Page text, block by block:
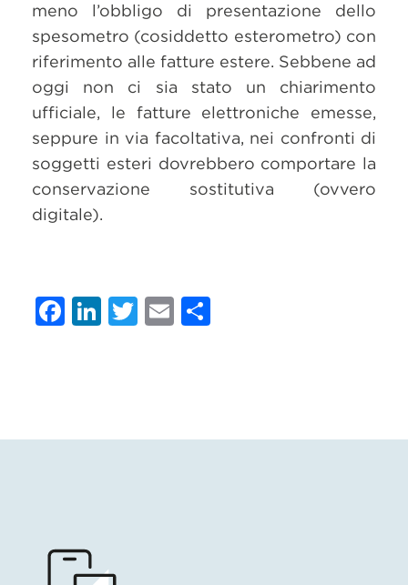
meno l’obbligo di presentazione dello
spesometro (cosiddetto esterometro) con
riferimento alle fatture estere. Sebbene ad
oggi non ci sia stato un chiarimento
ufficiale, le fatture elettroniche emesse,
seppure in via facoltativa, nei confronti di
soggetti esteri dovrebbero comportare la
conservazione sostitutiva (ovvero
digitale).
Facebook
LinkedIn
Twitter
Email